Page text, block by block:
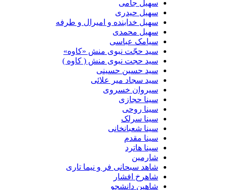
سهیل جامی
سهیل حیدری
سهیل خدابنده و امیرال و طرفه
سهیل محمدی
سیامک عباسی
سید حجّت نبوی منش «کاوه»
سید حجت نبوی منش ( کاوه )
سید حسین حسینى
سید سجاد میر علائی
سیروان خسروی
سینا حجازی
سینا روحی
سینا سرلک
سینا شعبانخانی
سینا مقدم
سینا هاترد
شارمین
شاهد سبحانی فر و نیما تاری
شاهرخ افشار
شاهین دانشجو